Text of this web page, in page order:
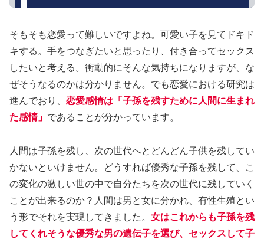
そもそも恋愛って難しいですよね。可愛い子を見てドキド
キする。手をつなぎたいと思ったり、付き合ってセックス
したいと考える。衝動的にそんな気持ちになりますが、な
ぜそうなるのかは分かりません。でも恋愛における研究は
進んでおり、 恋愛感情は「子孫を残すために人間に生まれ
た感情」 であることが分かっています。
人間は子孫を残し、次の世代へとどんどん子供を残してい
かないといけません。どうすれば優秀な子孫を残して、こ
の変化の激しい世の中で自分たちを次の世代に残していく
ことが出来るのか？人間は男と女に分かれ、有性生殖とい
う形でそれを実現してきました。 女はこれからも子孫を残
してくれそうな優秀な男の遺伝子を選び、セックスして子